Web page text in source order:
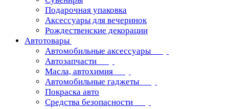
Подарочная упаковка
Аксессуары для вечеринок
Рождественские декорации
Автотовары
Автомобильные аксессуары
Автозапчасти
Масла, автохимия
Автомобильные гаджеты
Покраска авто
Средства безопасности